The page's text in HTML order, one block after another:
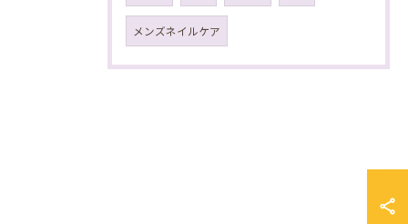
メンズネイルケア